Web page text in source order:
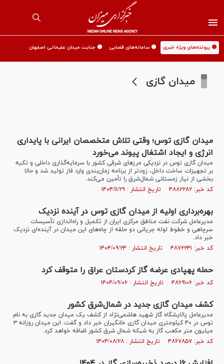
🟡 پرونده‌های ویژه خبری 🟡 سامانه‌های قضایی 🟡 جنایت میدان علیخانی اصفهان
میدان گازی
میدان گازی توس؛ وقتی تلاش متخصصان ایرانی با پایداری
انرژی و ایجاد اشتغال پیوند می‌خورد
میدان گازی توس در نزدیکی مرز‌های شرقی کشور با سرمایه‌گذاری داخلی و تکیه
بر تجهیزات ساخت داخل، زودتر از برنامه زمان‌بندی وارد فاز تولید شد و حالا
بخشی از نیاز زمستانی شمال‌شرق را تأمین می‌کند.
کد خبر: ۴۸۸۲۲۸۲ تاریخ انتشار : ۱۴۰۴/۱۱/۲۹
بهره‌برداری اولیه از میدان گازی توس در آینده نزدیک
مدیرعامل شرکت نفت مناطق مرکزی ایران از تکمیل و راه‌اندازی تأسیسات
سرچاهی و خطوط لوله جریانی دو حلقه از چاه‌های این میدان در آینده‌ای نزدیک
خبر داد.
کد خبر: ۴۸۷۲۲۴۱ تاریخ انتشار : ۱۴۰۴/۰۹/۲۴
حمله پهپادی عرضه گاز کردستان عراق را متوقف کرد
کد خبر: ۴۸۶۹۱۰۶ تاریخ انتشار : ۱۴۰۴/۰۹/۰۶
کشف میدان گازی جدید در شمال‌شرق کشور
مدیرعامل پالایشگاه گاز شهید هاشمی‌نژاد از کشف یک میدان جدید گازی به نام
توس در ۴۰ کیلومتری میدان گازی خانگیران خبر داد و گفت: این میدان روزانه ۳
میلیون متر مکعب گاز به شبکه شمال شرق کشور اضافه خواهد کرد.
کد خبر: ۴۸۶۷۸۵۷ تاریخ انتشار : ۱۴۰۴/۰۸/۲۸